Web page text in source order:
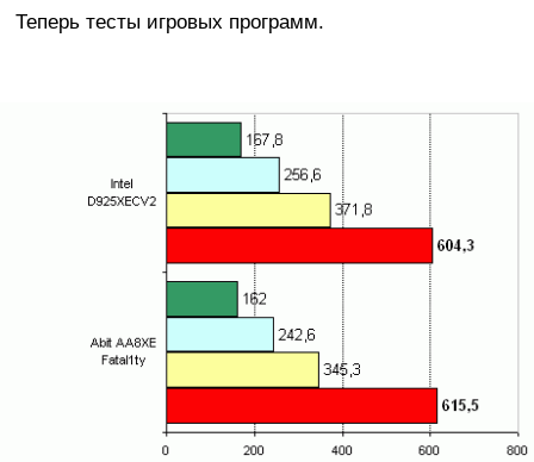
Теперь тесты игровых программ.